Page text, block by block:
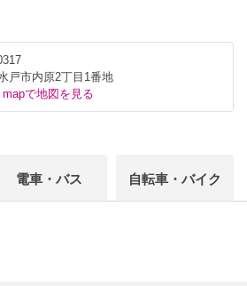
戸市内原2丁目1番地
で地図を見る
電車・バス 自転車・バイク